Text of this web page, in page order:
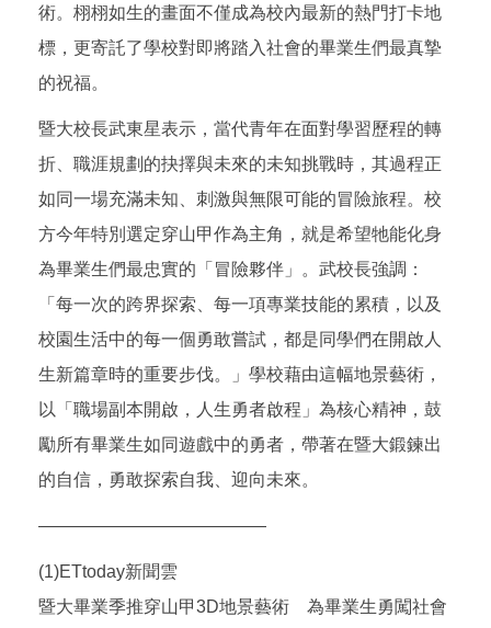
術。栩栩如生的畫面不僅成為校內最新的熱門打卡地
標，更寄託了學校對即將踏入社會的畢業生們最真摯
的祝福。
暨大校長武東星表示，當代青年在面對學習歷程的轉
折、職涯規劃的抉擇與未來的未知挑戰時，其過程正
如同一場充滿未知、刺激與無限可能的冒險旅程。校
方今年特別選定穿山甲作為主角，就是希望牠能化身
為畢業生們最忠實的「冒險夥伴」。武校長強調：
「每一次的跨界探索、每一項專業技能的累積，以及
校園生活中的每一個勇敢嘗試，都是同學們在開啟人
生新篇章時的重要步伐。」學校藉由這幅地景藝術，
以「職場副本開啟，人生勇者啟程」為核心精神，鼓
勵所有畢業生如同遊戲中的勇者，帶著在暨大鍛鍊出
的自信，勇敢探索自我、迎向未來。
—————————————
(1)ETtoday新聞雲
暨大畢業季推穿山甲3D地景藝術 為畢業生勇闖社會